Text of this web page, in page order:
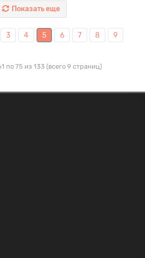
Показать еще
3 4 5 6 7 8
9
по 75 из 133 (всего 9 страниц)